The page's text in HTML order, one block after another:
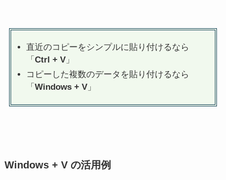
直近のコピーをシンプルに貼り付けるなら
「 Ctrl + V」
コピーした複数のデータを貼り付けるなら
「 Windows + V」
Windows + V の活用例